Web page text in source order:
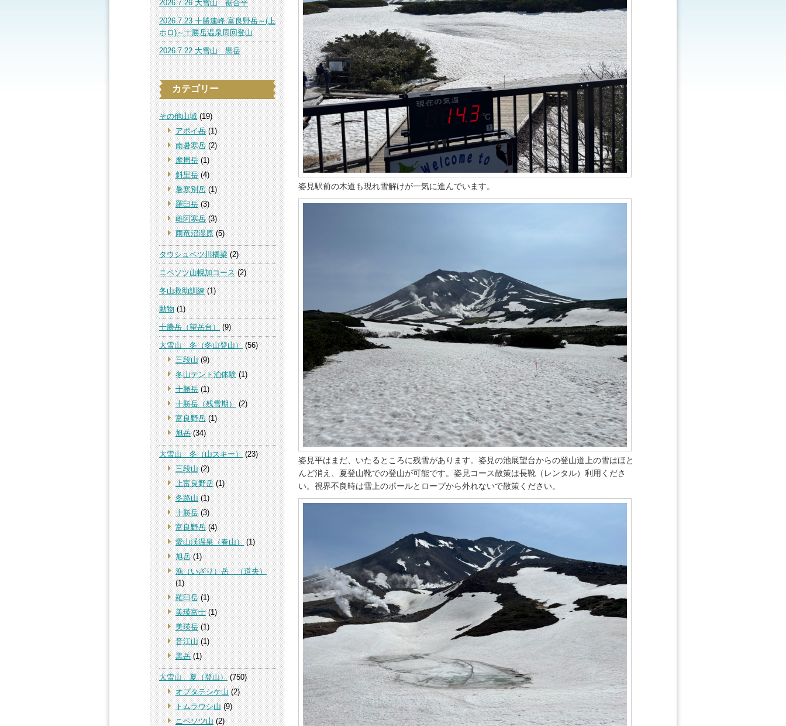
2026.7.26 大雪山 裾合平
2026.7.23 十勝連峰 富良野岳～(上
ホロ)～十勝岳温泉周回登山
2026.7.22 大雪山 黒岳
カテゴリー
その他山域(19)
アポイ岳(1)
南暑寒岳(2)
摩周岳(1)
斜里岳(4)
暑寒別岳(1)
羅臼岳(3)
雌阿寒岳(3)
雨竜沼湿原(5)
タウシュベツ川橋梁(2)
ニペソツ山幌加コース(2)
冬山救助訓練(1)
動物(1)
十勝岳（望岳台）(9)
大雪山 冬（冬山登山）(56)
三段山(9)
冬山テント泊体験(1)
十勝岳(1)
十勝岳（残雪期）(2)
富良野岳(1)
旭岳(34)
大雪山 冬（山スキー）(23)
三段山(2)
上富良野岳(1)
冬路山(1)
十勝岳(3)
富良野岳(4)
愛山渓温泉（春山）(1)
旭岳(1)
漁（いざり）岳 （道央）
(1)
羅臼岳(1)
美瑛富士(1)
美瑛岳(1)
音江山(1)
黒岳(1)
大雪山 夏（登山）(750)
オプタテシケ山(2)
トムラウシ山(9)
ニペソツ山(2)
姿見駅前の木道も現れ雪解けが一気に進んでいます。
姿見平はまだ、いたるところに残雪があります。姿見の池展望台からの登山道上の雪はほと
んど消え、夏登山靴での登山が可能です。姿見コース散策は長靴（レンタル）利用くださ
い。視界不良時は雪上のポールとロープから外れないで散策ください。